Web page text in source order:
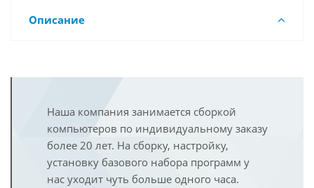
Описание
Наша компания занимается сборкой
компьютеров по индивидуальному заказу
более 20 лет. На сборку, настройку,
установку базового набора программ у
нас уходит чуть больше одного часа.